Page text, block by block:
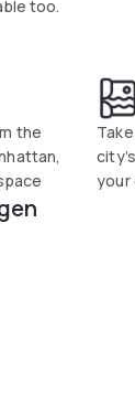
too.
the
your